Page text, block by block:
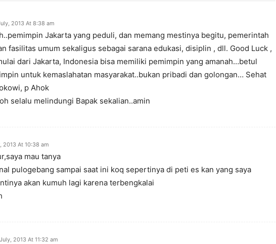
2013 At 8:38 am
Jakarta yang peduli, dan memang mestinya begitu, pemerintah
fasilitas umum sekaligus sebagai sarana edukasi, disiplin , dll. Good Luck ,
dari Jakarta, Indonesia bisa memiliki pemimpin yang amanah…betul
untuk kemaslahatan masyarakat..bukan pribadi dan golongan… Sehat
p Ahok
selalu melindungi Bapak sekalian..amin
2013 At 10:38 am
mau tanya
pulogebang sampai saat ini koq sepertinya di peti es kan yang saya
akan kumuh lagi karena terbengkalai
2013 At 11:32 am